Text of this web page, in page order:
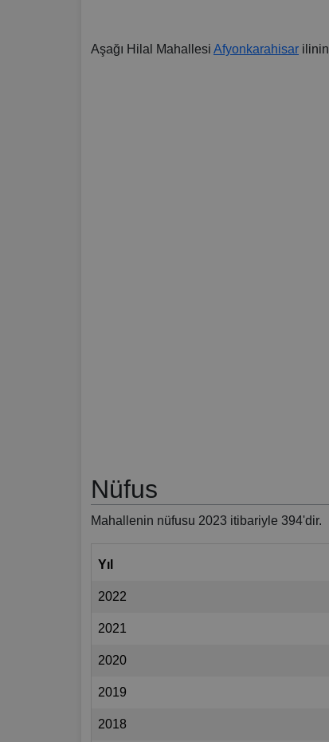
Aşağı Hilal Mahallesi Afyonkarahisar ilinin
Nüfus
Mahallenin nüfusu 2023 itibariyle 394'dir.
Yıl
2022
2021
2020
2019
2018